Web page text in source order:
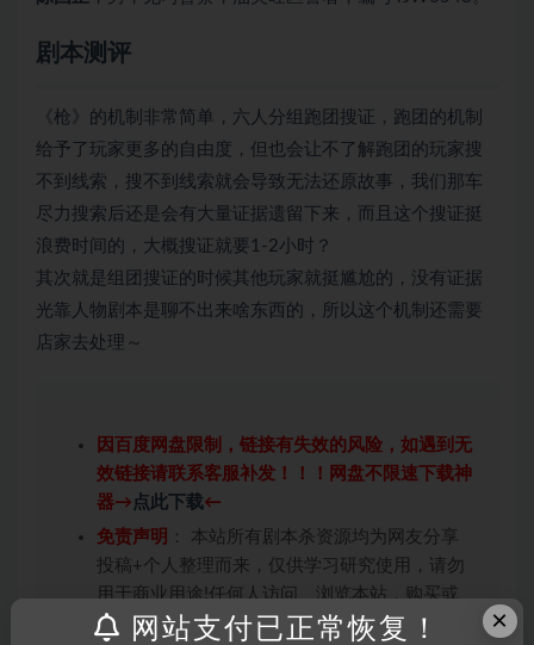
剧本测评
《枪》的机制非常简单，六人分组跑团搜证，跑团的机制
给予了玩家更多的自由度，但也会让不了解跑团的玩家搜
不到线索，搜不到线索就会导致无法还原故事，我们那车
尽力搜索后还是会有大量证据遗留下来，而且这个搜证挺
浪费时间的，大概搜证就要1-2小时？
其次就是组团搜证的时候其他玩家就挺尴尬的，没有证据
光靠人物剧本是聊不出来啥东西的，所以这个机制还需要
店家去处理～
因百度网盘限制，链接有失效的风险，如遇到无
效链接请联系客服补发！！！网盘不限速下载神
器→ 点此下载←
免责声明 ： 本站所有剧本杀资源均为网友分享
投稿+个人整理而来，仅供学习研究使用，请勿
用于商业用途!任何人访问、浏览本站，购买或
未购买，即代表已阅读本声明，理解并同意受本
×
网站支付已正常恢复！